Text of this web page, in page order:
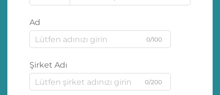
Ad
0/100
Şirket Adı
0/200